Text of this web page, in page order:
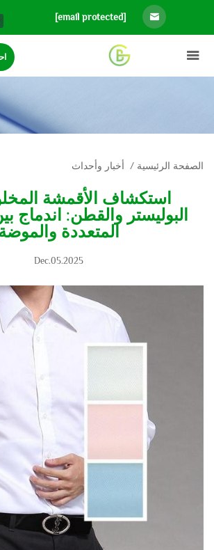
[email protected]
الصفحة الرئيسية / أخبار وأحداث
استكشاف الأقمشة
البوليستر والقطن: اندماج
المتعددة
Dec.05.2025